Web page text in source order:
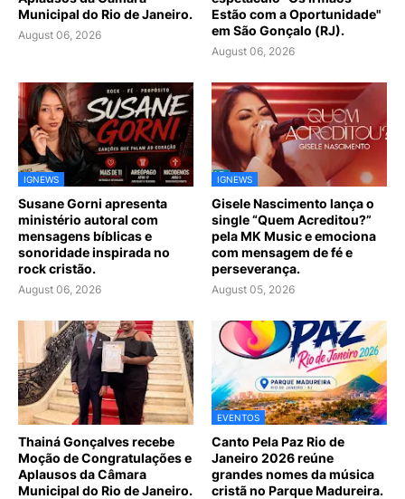
Municipal do Rio de Janeiro.
August 06, 2026
Estão com a Oportunidade"
em São Gonçalo (RJ).
August 06, 2026
IGNEWS
Susane Gorni apresenta
ministério autoral com
mensagens bíblicas e
sonoridade inspirada no
rock cristão.
August 06, 2026
IGNEWS
Gisele Nascimento lança o
single “Quem Acreditou?”
pela MK Music e emociona
com mensagem de fé e
perseverança.
August 05, 2026
Thainá Gonçalves recebe
Moção de Congratulações e
Aplausos da Câmara
Municipal do Rio de Janeiro.
EVENTOS
Canto Pela Paz Rio de
Janeiro 2026 reúne
grandes nomes da música
cristã no Parque Madureira.